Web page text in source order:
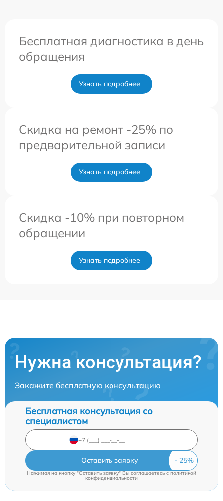
Бесплатная диагностика в день
обращения
Узнать подробнее
Скидка на ремонт -25% по
предварительной записи
Узнать подробнее
Скидка -10% при повторном
обращении
Узнать подробнее
Нужна консультация?
Закажите бесплатную консультацию
Бесплатная консультация со
специалистом
Оставить заявку
Нажимая на кнопку "Оставить заявку" Вы соглашаетесь c политикой
конфиденциальности